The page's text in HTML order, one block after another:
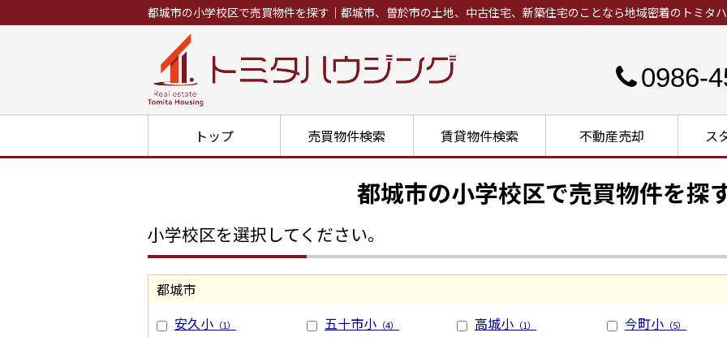
都城市の小学校区で売買物件を探す｜都城市、曽於市の土地、中古住宅、新築住宅のことなら地域密着のトミタ
0986-
トップ 売買物件検索 賃貸物件検索 不動産売却 ス
都城市の小学校区で売買物件を探
小学校区を選択してください。
都城市
安久小 （1） 五十市小 （4） 高城小 （1） 今町小 （5）